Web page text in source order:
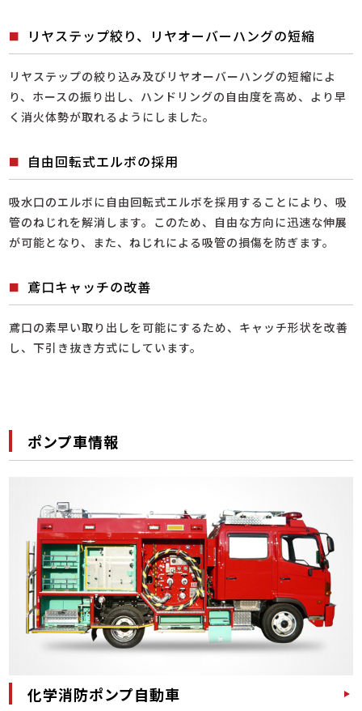
リヤステップ絞り、リヤオーバーハングの短縮
リヤステップの絞り込み及びリヤオーバーハングの短縮によ
り、ホースの振り出し、ハンドリングの自由度を高め、より早
く消火体勢が取れるようにしました。
自由回転式エルボの採用
吸水口のエルボに自由回転式エルボを採用することにより、吸
管のねじれを解消します。このため、自由な方向に迅速な伸展
が可能となり、また、ねじれによる吸管の損傷を防ぎます。
鳶口キャッチの改善
鳶口の素早い取り出しを可能にするため、キャッチ形状を改善
し、下引き抜き方式にしています。
ポンプ車情報
化学消防ポンプ自動車